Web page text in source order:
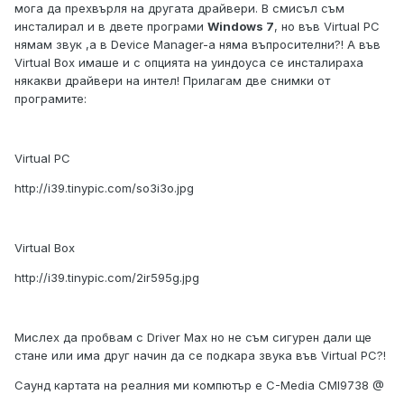
мога да прехвърля на другата драйвери. В смисъл съм
инсталирал и в двете програми Windows 7, но във Virtual PC
нямам звук ,а в Device Manager-а няма въпросителни?! А във
Virtual Box имаше и с опцията на уиндоуса се инсталираха
някакви драйвери на интел! Прилагам две снимки от
програмите:
Virtual PC
http://i39.tinypic.com/so3i3o.jpg
Virtual Box
http://i39.tinypic.com/2ir595g.jpg
Мислех да пробвам с Driver Max но не съм сигурен дали ще
стане или има друг начин да се подкара звука във Virtual PC?!
Саунд картата на реалния ми компютър е C-Media CMI9738 @